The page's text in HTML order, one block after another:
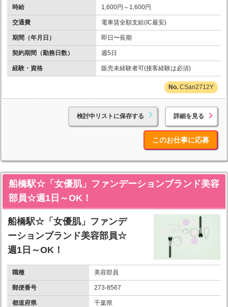
時給 1,600円～1,600円
交通費 電車賃全額支給(IC最安)
期間（年月日） 即日〜長期
契約期間（勤務日数） 週5日
経験・資格 販売未経験者可(接客経験は必須)
CSan2712Y
検討中リストに保存する 詳細を見る
このお仕事に応募
船橋駅☆「女優肌」ファンデーションブランド美容
部員☆週1日～OK！
船橋駅☆「女優肌」ファンデ
ーションブランド美容部員☆
週1日～OK！
職種 美容部員
郵便番号 273-8567
都道府県 千葉県